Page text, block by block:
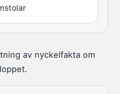
av nyckelfakta om